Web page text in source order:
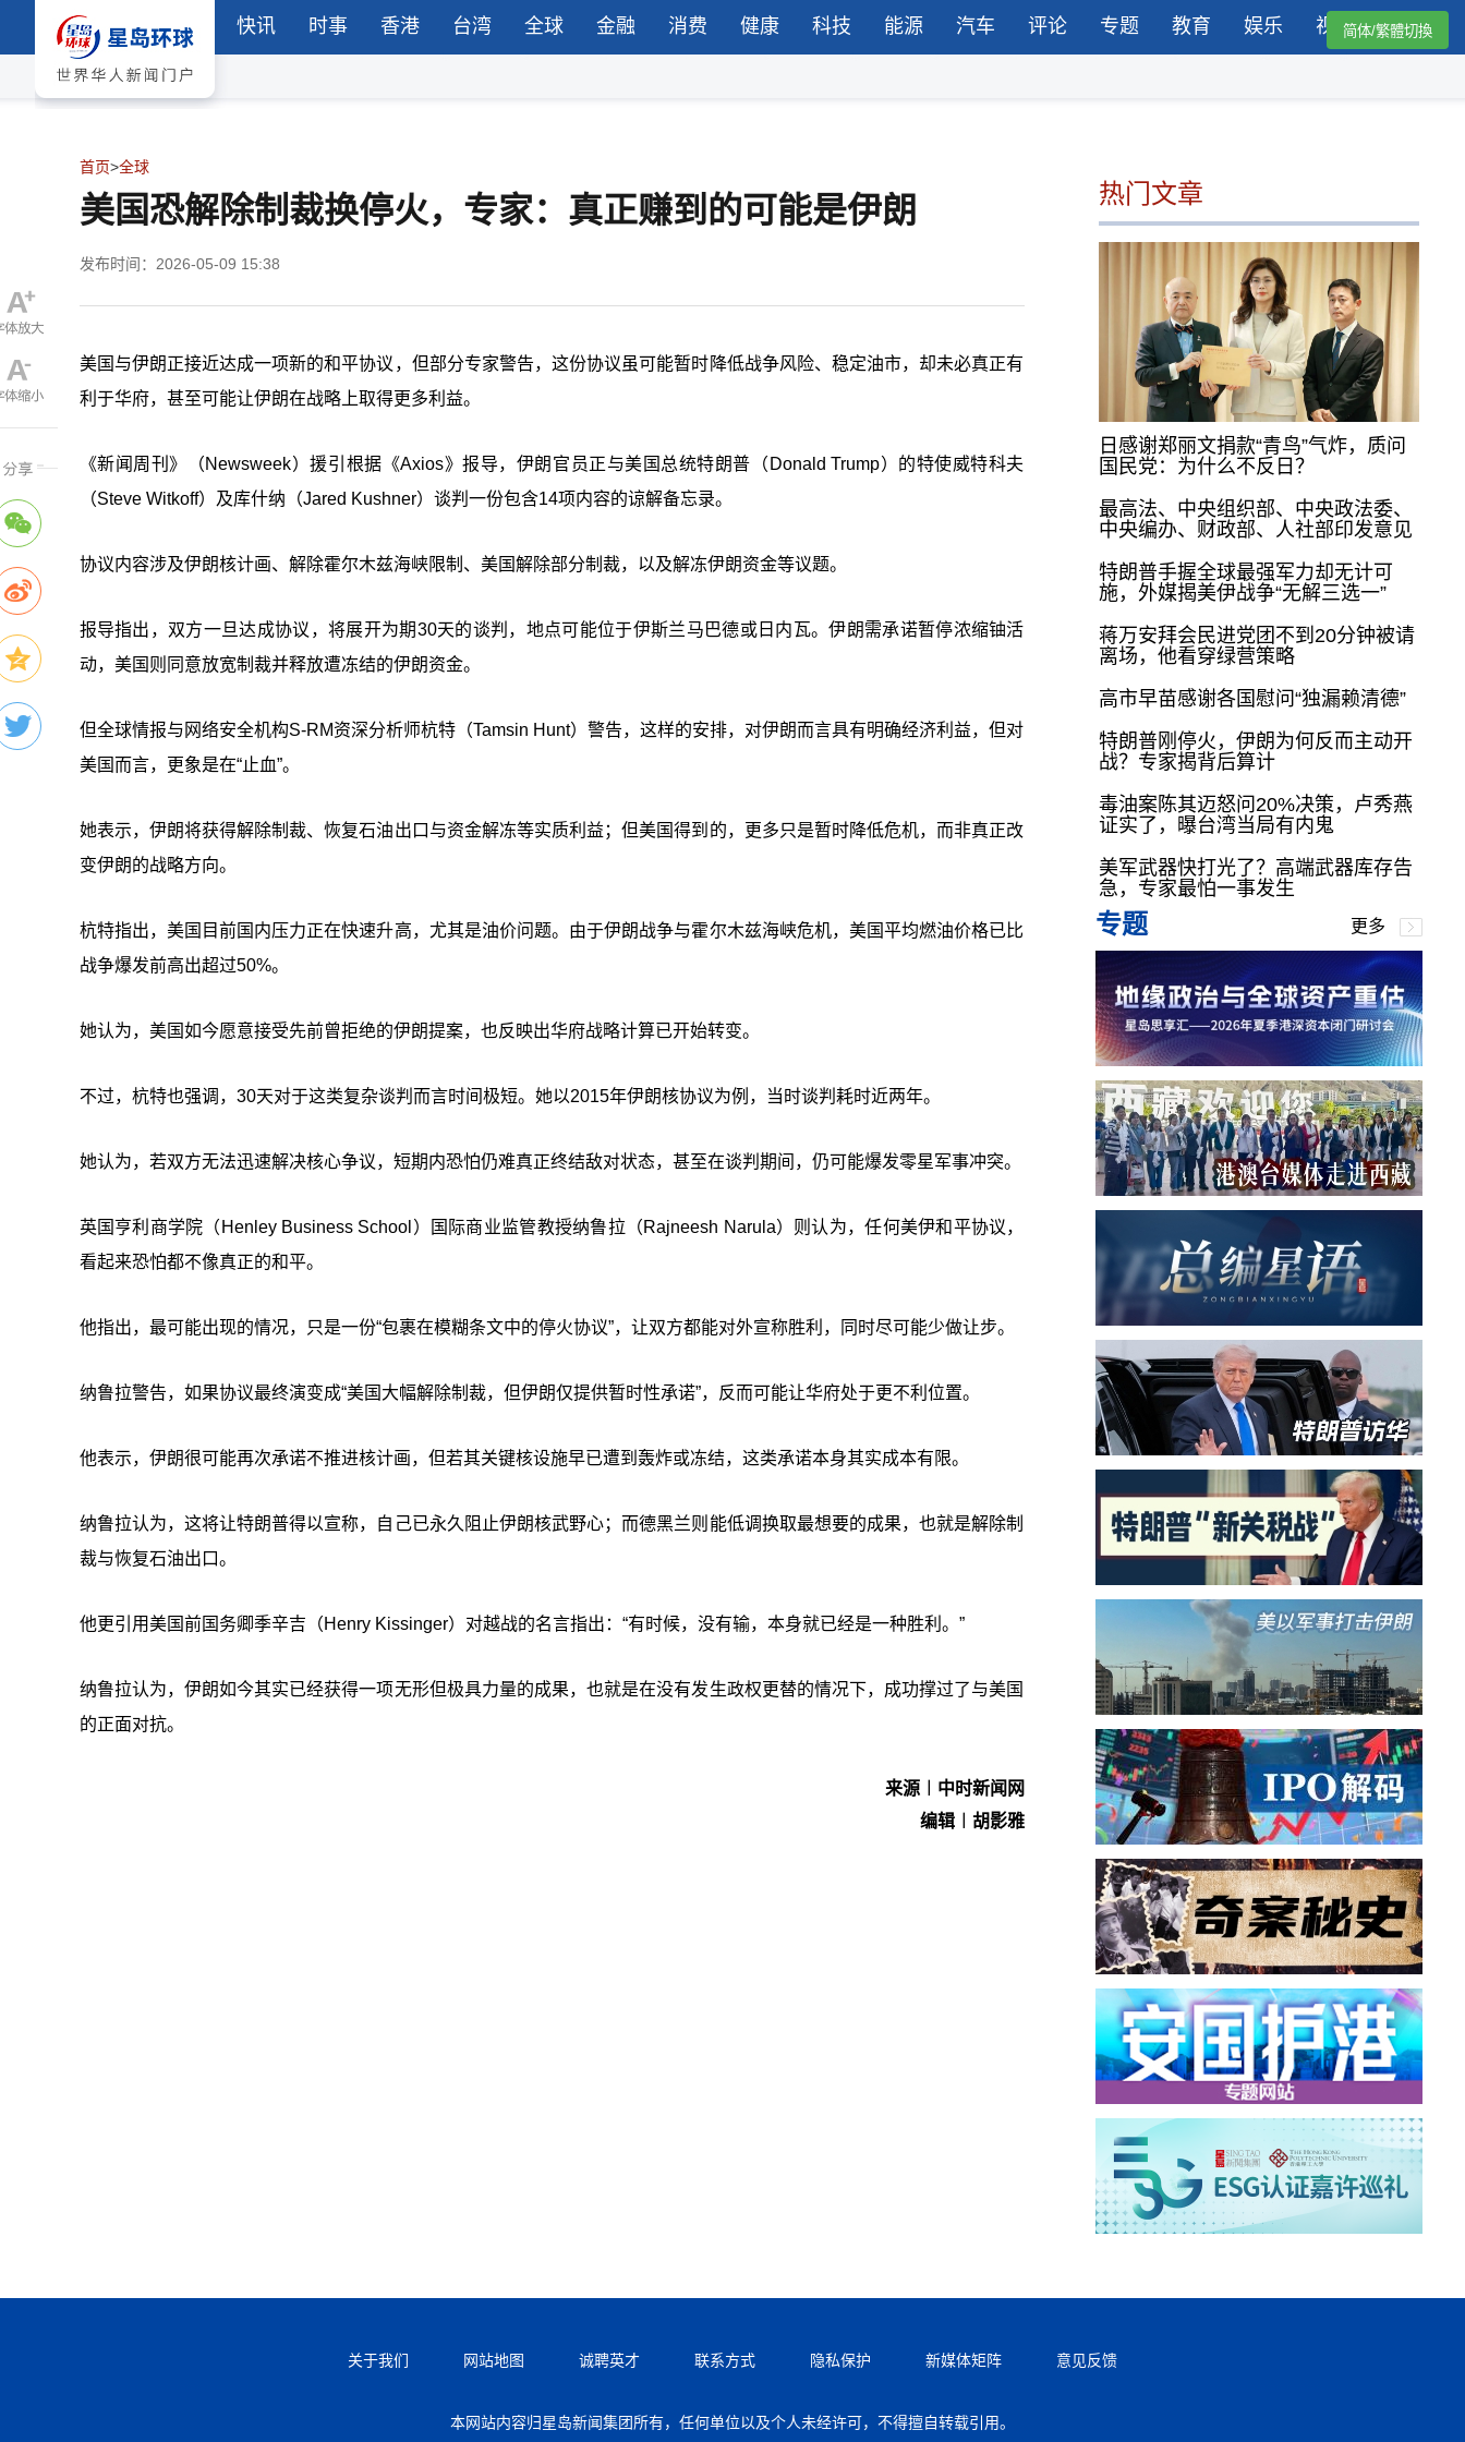
快讯 时事 香港 台湾 全球 金融 消费 健康 科技 能源 汽车 评论 专题 教育 娱乐 视频简体/繁體切換
首页>全球
美国恐解除制裁换停火，专家：真正赚到的可能是伊朗
发布时间：2026-05-09 15:38
美国与伊朗正接近达成一项新的和平协议，但部分专家警告，这份协议虽可能暂时降低战争风险、稳定油市，却未必真正有
利于华府，甚至可能让伊朗在战略上取得更多利益。
《新闻周刊》（Newsweek）援引根据《Axios》报导，伊朗官员正与美国总统特朗普（Donald Trump）的特使威特科夫
（Steve Witkoff）及库什纳（Jared Kushner）谈判一份包含14项内容的谅解备忘录。
协议内容涉及伊朗核计画、解除霍尔木兹海峡限制、美国解除部分制裁，以及解冻伊朗资金等议题。
报导指出，双方一旦达成协议，将展开为期30天的谈判，地点可能位于伊斯兰马巴德或日内瓦。伊朗需承诺暂停浓缩铀活
动，美国则同意放宽制裁并释放遭冻结的伊朗资金。
但全球情报与网络安全机构S-RM资深分析师杭特（Tamsin Hunt）警告，这样的安排，对伊朗而言具有明确经济利益，但对
美国而言，更象是在“止血”。
她表示，伊朗将获得解除制裁、恢复石油出口与资金解冻等实质利益；但美国得到的，更多只是暂时降低危机，而非真正改
变伊朗的战略方向。
杭特指出，美国目前国内压力正在快速升高，尤其是油价问题。由于伊朗战争与霍尔木兹海峡危机，美国平均燃油价格已比
战争爆发前高出超过50%。
她认为，美国如今愿意接受先前曾拒绝的伊朗提案，也反映出华府战略计算已开始转变。
不过，杭特也强调，30天对于这类复杂谈判而言时间极短。她以2015年伊朗核协议为例，当时谈判耗时近两年。
她认为，若双方无法迅速解决核心争议，短期内恐怕仍难真正终结敌对状态，甚至在谈判期间，仍可能爆发零星军事冲突。
英国亨利商学院（Henley Business School）国际商业监管教授纳鲁拉（Rajneesh Narula）则认为，任何美伊和平协议，
看起来恐怕都不像真正的和平。
他指出，最可能出现的情况，只是一份“包裹在模糊条文中的停火协议”，让双方都能对外宣称胜利，同时尽可能少做让步。
纳鲁拉警告，如果协议最终演变成“美国大幅解除制裁，但伊朗仅提供暂时性承诺”，反而可能让华府处于更不利位置。
他表示，伊朗很可能再次承诺不推进核计画，但若其关键核设施早已遭到轰炸或冻结，这类承诺本身其实成本有限。
纳鲁拉认为，这将让特朗普得以宣称，自己已永久阻止伊朗核武野心；而德黑兰则能低调换取最想要的成果，也就是解除制
裁与恢复石油出口。
他更引用美国前国务卿季辛吉（Henry Kissinger）对越战的名言指出：“有时候，没有输，本身就已经是一种胜利。”
纳鲁拉认为，伊朗如今其实已经获得一项无形但极具力量的成果，也就是在没有发生政权更替的情况下，成功撑过了与美国
的正面对抗。
来源︱中时新闻网
编辑︱胡影雅
热门文章
日感谢郑丽文捐款“青鸟”气炸，质问
国民党：为什么不反日？
最高法、中央组织部、中央政法委、
中央编办、财政部、人社部印发意见
特朗普手握全球最强军力却无计可
施，外媒揭美伊战争“无解三选一”
蒋万安拜会民进党团不到20分钟被请
离场，他看穿绿营策略
高市早苗感谢各国慰问“独漏赖清德”
特朗普刚停火，伊朗为何反而主动开
战？专家揭背后算计
毒油案陈其迈怒问20%决策，卢秀燕
证实了，曝台湾当局有内鬼
美军武器快打光了？高端武器库存告
急，专家最怕一事发生
专题 更多
关于我们 网站地图 诚聘英才 联系方式 隐私保护 新媒体矩阵 意见反馈
本网站内容归星岛新闻集团所有，任何单位以及个人未经许可，不得擅自转载引用。